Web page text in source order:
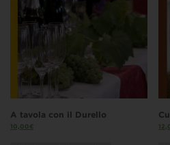
A tavola con il Durello
10,00€